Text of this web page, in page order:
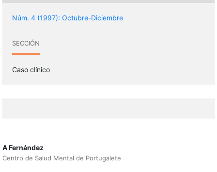
Núm. 4 (1997): Octubre-Diciembre
SECCIÓN
Caso clínico
A Fernández
Centro de Salud Mental de Portugalete